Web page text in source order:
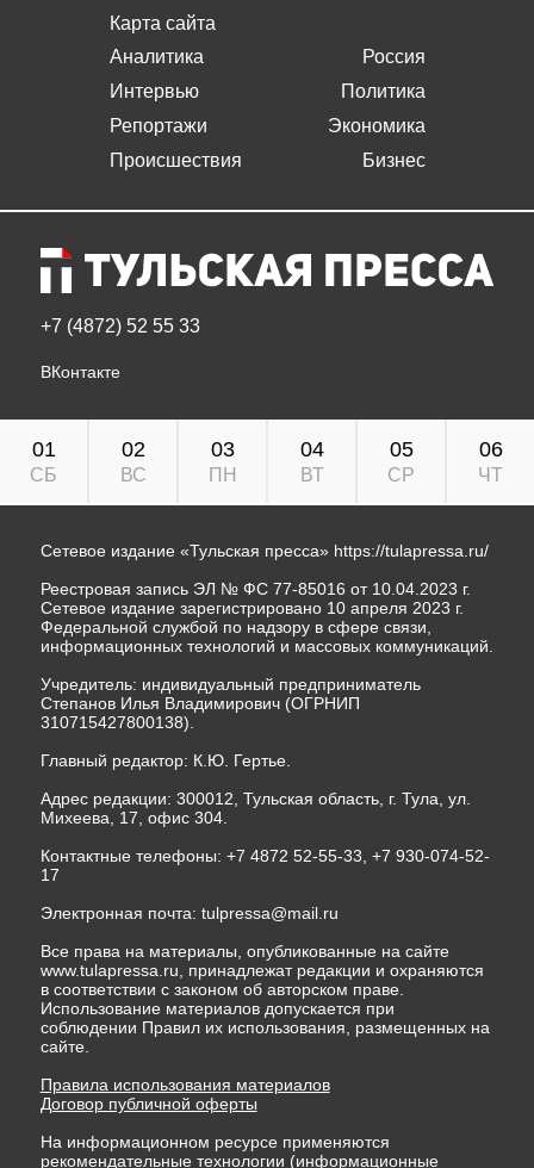
Карта сайта
Аналитика
Интервью
Репортажи
Происшествия
Россия
Политика
Экономика
Бизнес
+7 (4872) 52 55 33
ВКонтакте
01
СБ
02
ВС
03
ПН
04
ВТ
05
СР
06
ЧТ
Сетевое издание «Тульская пресса» https://tulapressa.ru/
Реестровая запись ЭЛ № ФС 77-85016 от 10.04.2023 г.
Сетевое издание зарегистрировано 10 апреля 2023 г.
Федеральной службой по надзору в сфере связи,
информационных технологий и массовых коммуникаций.
Учредитель: индивидуальный предприниматель
Степанов Илья Владимирович (ОГРНИП
310715427800138).
Главный редактор: К.Ю. Гертье.
Адрес редакции: 300012, Тульская область, г. Тула, ул.
Михеева, 17, офис 304.
Контактные телефоны: +7 4872 52-55-33, +7 930-074-52-
17
Электронная почта: tulpressa@mail.ru
Все права на материалы, опубликованные на сайте
www.tulapressa.ru, принадлежат редакции и охраняются
в соответствии с законом об авторском праве.
Использование материалов допускается при
соблюдении Правил их использования, размещенных на
сайте.
Правила использования материалов
Договор публичной оферты
На информационном ресурсе применяются
рекомендательные технологии (информационные